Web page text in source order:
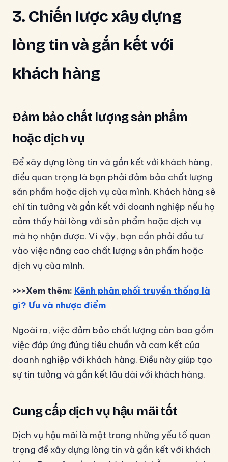
3. Chiến lược xây dựng
lòng tin và gắn kết với
khách hàng
Đảm bảo chất lượng sản phẩm
hoặc dịch vụ
Để xây dựng lòng tin và gắn kết với khách hàng,
điều quan trọng là bạn phải đảm bảo chất lượng
sản phẩm hoặc dịch vụ của mình. Khách hàng sẽ
chỉ tin tưởng và gắn kết với doanh nghiệp nếu họ
cảm thấy hài lòng với sản phẩm hoặc dịch vụ
mà họ nhận được. Vì vậy, bạn cần phải đầu tư
vào việc nâng cao chất lượng sản phẩm hoặc
dịch vụ của mình.
>>>Xem thêm: Kênh phân phối truyền thống là
gì? Ưu và nhược điểm
Ngoài ra, việc đảm bảo chất lượng còn bao gồm
việc đáp ứng đúng tiêu chuẩn và cam kết của
doanh nghiệp với khách hàng. Điều này giúp tạo
sự tin tưởng và gắn kết lâu dài với khách hàng.
Cung cấp dịch vụ hậu mãi tốt
Dịch vụ hậu mãi là một trong những yếu tố quan
trọng để xây dựng lòng tin và gắn kết với khách